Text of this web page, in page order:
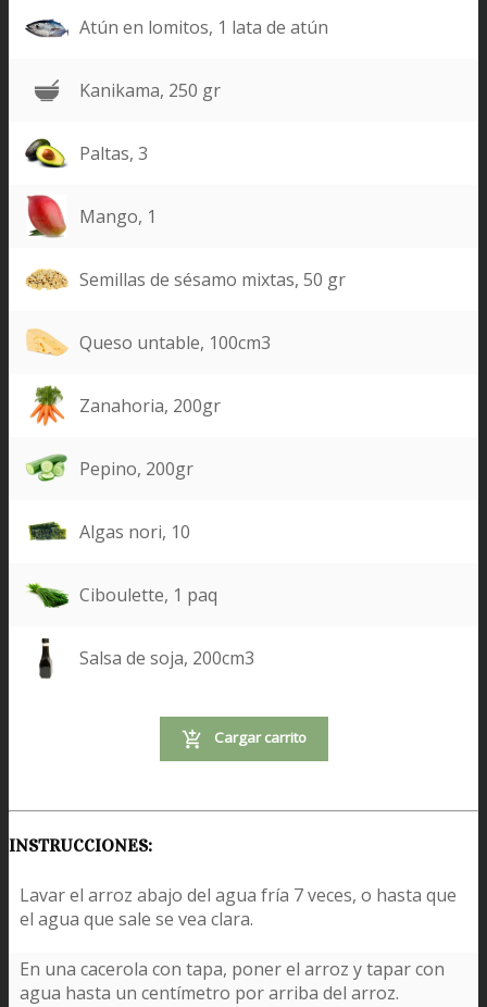
Atún en lomitos, 1 lata de atún
Kanikama, 250 gr
Paltas, 3
Mango, 1
Semillas de sésamo mixtas, 50 gr
Queso untable, 100cm3
Zanahoria, 200gr
Pepino, 200gr
Algas nori, 10
Ciboulette, 1 paq
Salsa de soja, 200cm3
Cargar carrito
INSTRUCCIONES:
Lavar el arroz abajo del agua fría 7 veces, o hasta que
el agua que sale se vea clara.
En una cacerola con tapa, poner el arroz y tapar con
agua hasta un centímetro por arriba del arroz.